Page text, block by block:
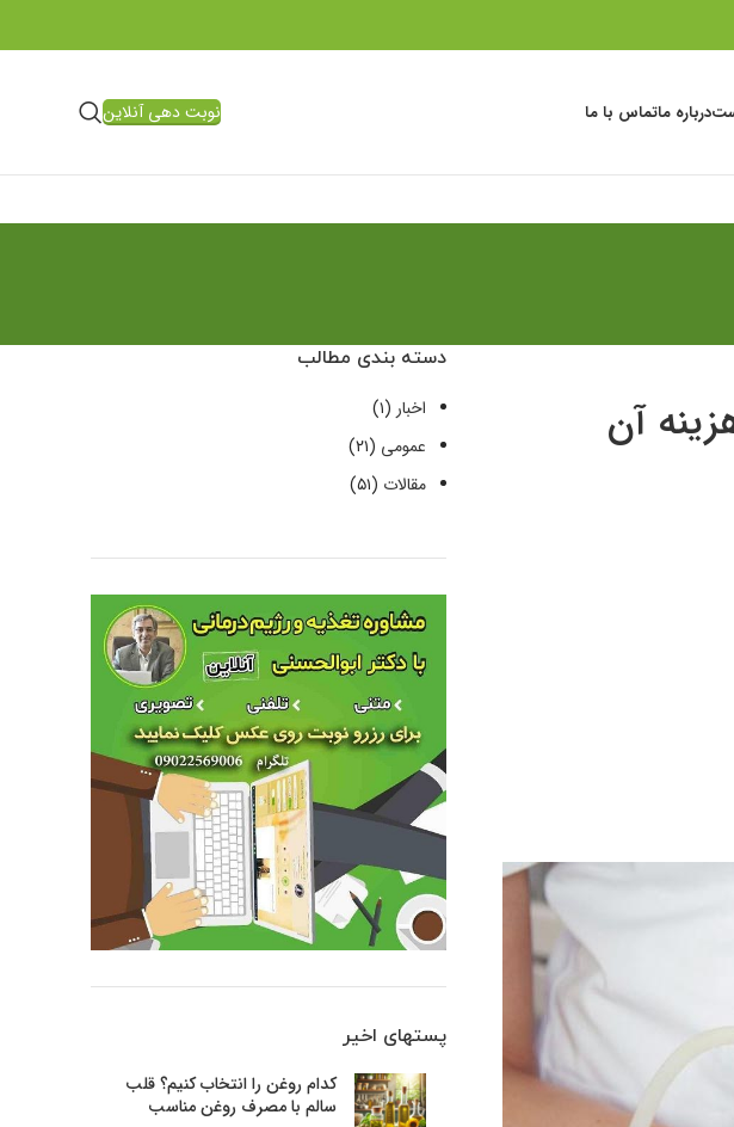
درباره ماتماس با ما نوبت دهی آنلاین
آن
دسته بندی مطالب
اخبار (۱)
عمومی (۲۱)
مقالات (۵۱)
پستهای اخیر
کدام روغن را انتخاب کنیم؟ قلب
سالم با مصرف روغن مناسب